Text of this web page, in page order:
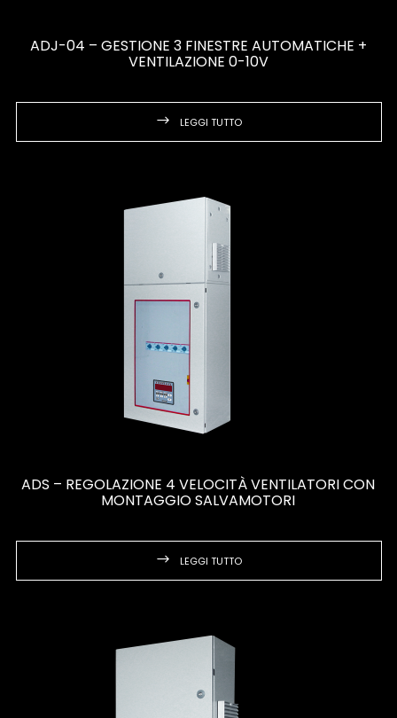
ADJ-04 – GESTIONE 3 FINESTRE AUTOMATICHE +
VENTILAZIONE 0-10V
LEGGI TUTTO
ADS – REGOLAZIONE 4 VELOCITÀ VENTILATORI CON
MONTAGGIO SALVAMOTORI
LEGGI TUTTO